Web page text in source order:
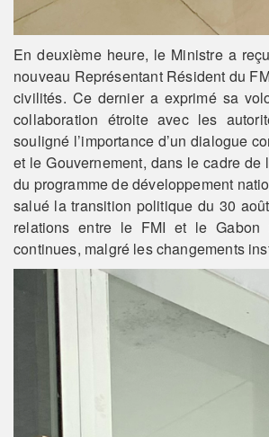
En deuxième heure, le Ministre a reçu
nouveau Représentant Résident du
civilités. Ce dernier a exprimé sa
collaboration étroite avec les
souligné l’importance d’un dialogue
et le Gouvernement, dans le cadre de
du programme de développement
salué la transition politique du 30
relations entre le FMI et le Gabon
continues, malgré les changements